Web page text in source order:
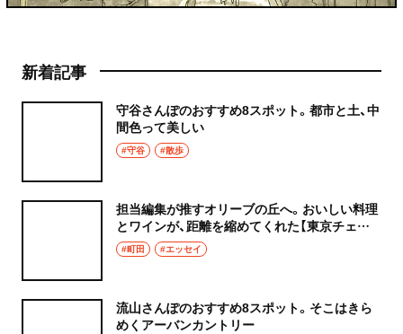
新着記事
守谷さんぽのおすすめ8スポット。都市と土、中
間色って美しい
#守谷 #散歩
担当編集が推すオリーブの丘へ。おいしい料理
とワインが、距離を縮めてくれた【東京チェン
飯diary】
#町田 #エッセイ
流山さんぽのおすすめ8スポット。そこはきら
めくアーバンカントリー